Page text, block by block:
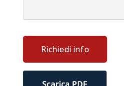
Richiedi info